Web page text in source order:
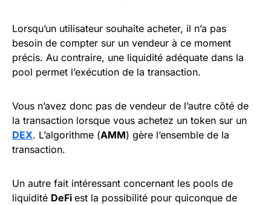
Lorsqu’un utilisateur souhaite acheter, il n’a pas
besoin de compter sur un vendeur à ce moment
précis. Au contraire, une liquidité adéquate dans la
pool permet l’exécution de la transaction.
Vous n’avez donc pas de vendeur de l’autre côté de
la transaction lorsque vous achetez un token sur un
DEX. L’algorithme (AMM) gère l’ensemble de la
transaction.
Un autre fait intéressant concernant les pools de
liquidité DeFi est la possibilité pour quiconque de